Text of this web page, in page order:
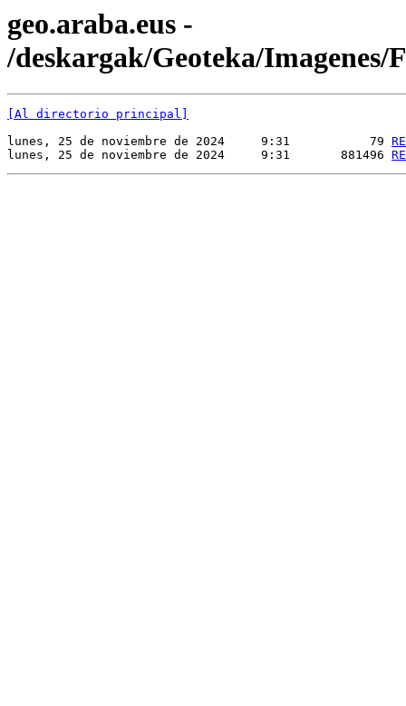
geo.araba.eus -
/deskargak/Geoteka/
[Al directorio principal]
lunes, 25 de noviembre de 2024     9:31           79
lunes, 25 de noviembre de 2024     9:31       881496